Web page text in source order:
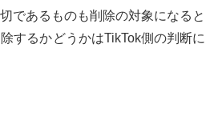
であるものも削除の対象になると
するかどうかはTikTok側の判断に